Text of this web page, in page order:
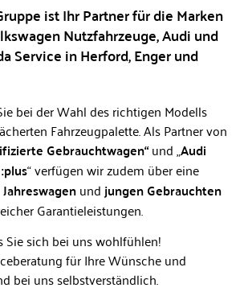
ist Ihr Partner für die Marken
Nutzfahrzeuge, Audi und
Service in Herford, Enger und
bei der Wahl des richtigen Modells
Fahrzeugpalette. Als Partner von
Gebrauchtwagen“und „Audi
“ verfügen wir zudem über eine
Jahreswagenund jungen Gebrauchten
Garantieleistungen.
Sie sich bei uns wohlfühlen!
für Ihre Wünsche und
bei uns selbstverständlich.